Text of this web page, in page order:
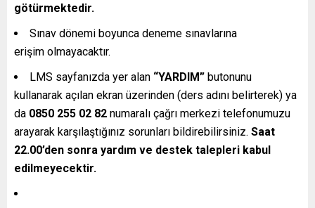
götürmektedir.
Sınav dönemi boyunca deneme sınavlarına
erişim olmayacaktır.
LMS sayfanızda yer alan “YARDIM” butonunu
kullanarak açılan ekran üzerinden (ders adını belirterek) ya
da 0850 255 02 82 numaralı çağrı merkezi telefonumuzu
arayarak karşılaştığınız sorunları bildirebilirsiniz. Saat
22.00’den sonra yardım ve destek talepleri kabul
edilmeyecektir.